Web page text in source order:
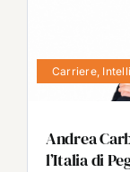
Carriere,
Andrea
l’Italia di